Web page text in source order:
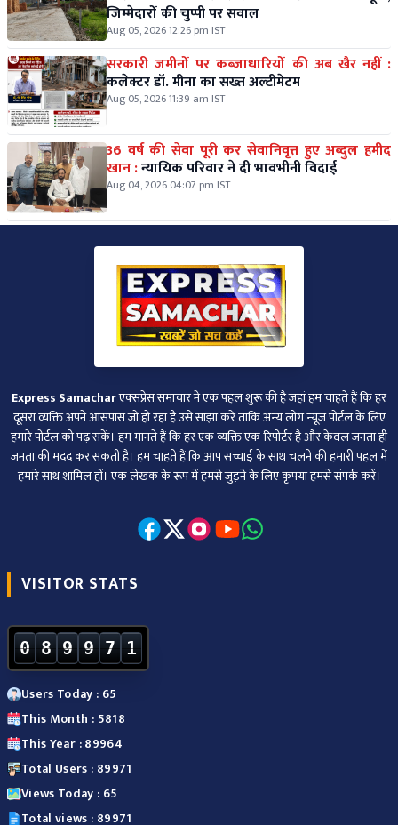
जिम्मेदारों की चुप्पी पर सवाल
Aug 05, 2026 12:26 pm IST
सरकारी जमीनों पर कब्जाधारियों की अब खैर नहीं :
कलेक्टर डॉ. मीना का सख्त अल्टीमेटम
Aug 05, 2026 11:39 am IST
36 वर्ष की सेवा पूरी कर सेवानिवृत्त हुए अब्दुल हमीद
खान :न्यायिक परिवार ने दी भावभीनी विदाई
Aug 04, 2026 04:07 pm IST
Express Samacharएक्सप्रेस समाचार ने एक पहल शुरू की है जहां हम चाहते हैं कि हर
दूसरा व्‍यक्ति अपने आसपास जो हो रहा है उसे साझा करे ताकि अन्‍य लोग न्‍यूज पोर्टल के लिए
हमारे पोर्टल को पढ़ सकें। हम मानते हैं कि हर एक व्यक्ति एक रिपोर्टर है और केवल जनता ही
जनता की मदद कर सकती है। हम चाहते हैं कि आप सच्चाई के साथ चलने की हमारी पहल में
हमारे साथ शामिल हों। एक लेखक के रूप में हमसे जुड़ने के लिए कृपया हमसे संपर्क करें।
VISITOR STATS
0 8 9 9 7 1
Users Today : 65
This Month : 5818
This Year : 89964
Total Users : 89971
Views Today : 65
Total views : 89971